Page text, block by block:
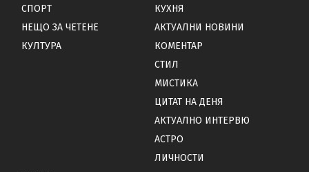
СПОРТ
НЕЩО ЗА ЧЕТЕНЕ
КУЛТУРА
КУХНЯ
АКТУАЛНИ НОВИНИ
КОМЕНТАР
СТИЛ
МИСТИКА
ЦИТАТ НА ДЕНЯ
АКТУАЛНО ИНТЕРВЮ
АСТРО
ЛИЧНОСТИ